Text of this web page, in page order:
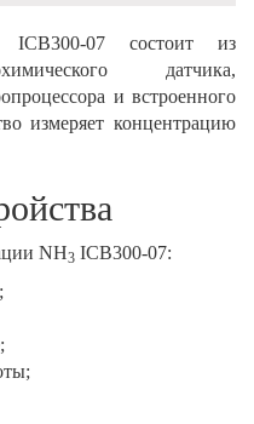
ICB300-07 состоит из
датчика,
и встроенного
измеряет концентрацию
NH3 ICB300-07: